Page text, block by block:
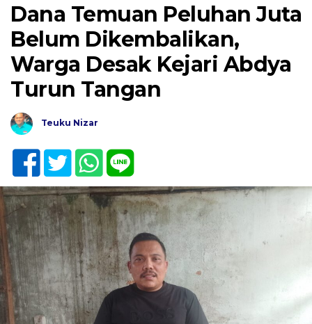
Dana Temuan Peluhan Juta
Belum Dikembalikan,
Warga Desak Kejari Abdya
Turun Tangan
Teuku Nizar